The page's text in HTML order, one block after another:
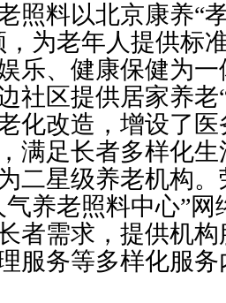
料以北京康养“
，为老年人提供标
乐、健康保健为
社区提供居家养老
化改造，增设了
满足长者多样化
二星级养老机构
养老照料中心”
者需求，提供机
服务等多样化服